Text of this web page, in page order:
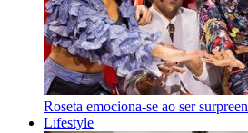
Roseta emociona-se ao ser
Lifestyle